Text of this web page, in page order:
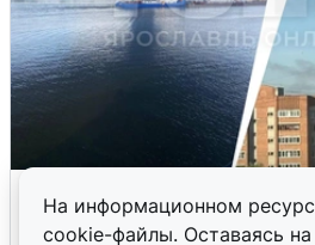
На информационном
cookie-файлы. Оставаясь на
попадания и